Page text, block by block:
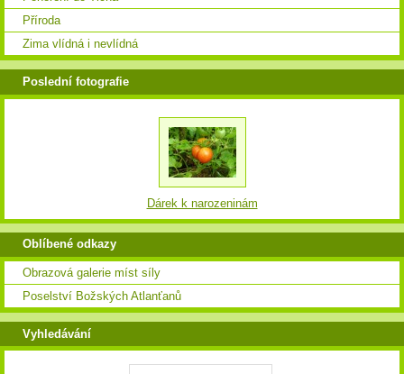
Příroda
Zima vlídná i nevlídná
Poslední fotografie
Dárek k narozeninám
Oblíbené odkazy
Obrazová galerie míst síly
Poselství Božských Atlanťanů
Vyhledávání